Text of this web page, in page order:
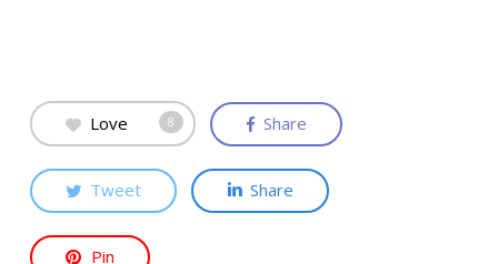
Love 8 Share
Tweet Share
Pin